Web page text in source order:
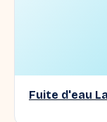
Fuite d'eau